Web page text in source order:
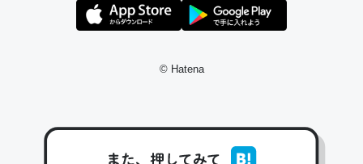
私も3年前ぐらいに祖母の家に設置した。ポケットWifiみ
https://toyoshi.hatenablog.com/entry/2019/05/15/1805
© Hatena